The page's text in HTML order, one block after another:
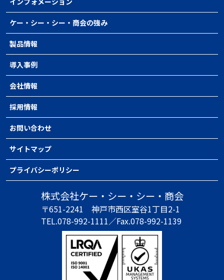
ケー・シー・シー・商会の強み
製品情報
導入事例
会社情報
採用情報
お問い合わせ
サイトマップ
プライバシーポリシー
株式会社ケー・シー・シー・商会
〒651-2241 神戸市西区室谷1丁目2-1
TEL.078-992-1111／Fax.078-992-1139